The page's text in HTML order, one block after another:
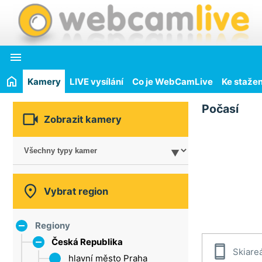

Kamery LIVE vysílání Co je WebCamLive Ke
 Zobrazit kamery
 Vybrat region
Regiony
Česká Republika
hlavní město Praha
Počasí
